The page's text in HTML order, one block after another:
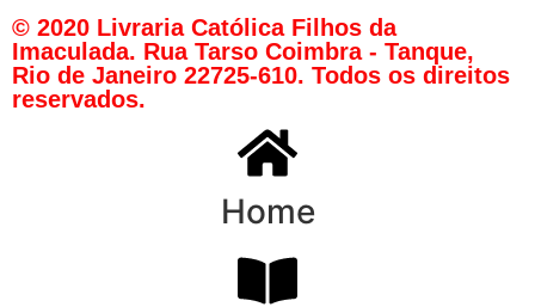
© 2020 Livraria Católica Filhos da
Imaculada. Rua Tarso Coimbra - Tanque,
Rio de Janeiro 22725-610. Todos os direitos
reservados.
Home